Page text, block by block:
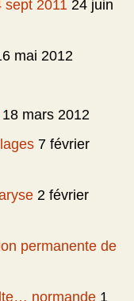
sept 2011 24 juin
mai 2012
18 mars 2012
7 février
2 février
permanente de
normande 1